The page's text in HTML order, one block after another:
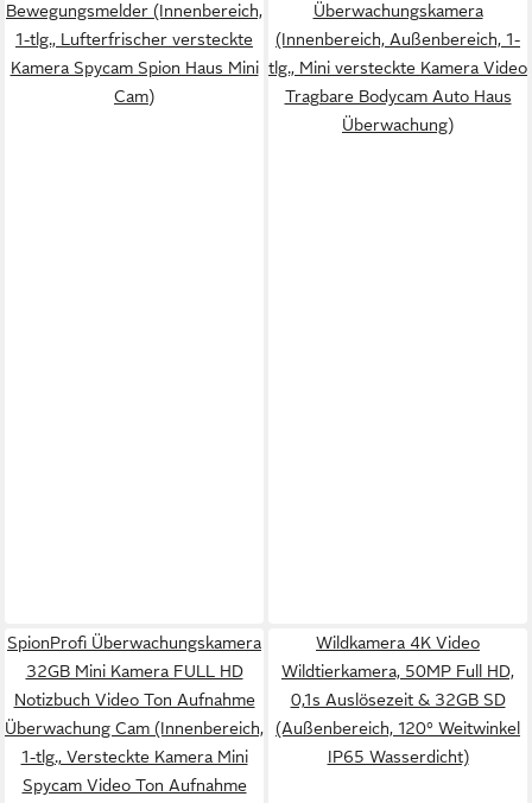
Bewegungsmelder (Innenbereich,
1-tlg., Lufterfrischer versteckte
Kamera Spycam Spion Haus Mini
Cam)
Überwachungskamera
(Innenbereich, Außenbereich, 1-
tlg., Mini versteckte Kamera Video
Tragbare Bodycam Auto Haus
Überwachung)
SpionProfi Überwachungskamera
32GB Mini Kamera FULL HD
Notizbuch Video Ton Aufnahme
Überwachung Cam (Innenbereich,
1-tlg., Versteckte Kamera Mini
Spycam Video Ton Aufnahme
Wildkamera 4K Video
Wildtierkamera, 50MP Full HD,
0,1s Auslösezeit & 32GB SD
(Außenbereich, 120° Weitwinkel
IP65 Wasserdicht)